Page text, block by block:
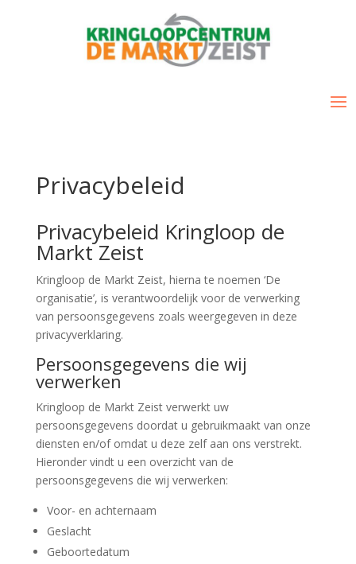
Privacybeleid
Privacybeleid Kringloop de
Markt Zeist
Kringloop de Markt Zeist, hierna te noemen ‘De
organisatie’, is verantwoordelijk voor de verwerking
van persoonsgegevens zoals weergegeven in deze
privacyverklaring.
Persoonsgegevens die wij
verwerken
Kringloop de Markt Zeist verwerkt uw
persoonsgegevens doordat u gebruikmaakt van onze
diensten en/of omdat u deze zelf aan ons verstrekt.
Hieronder vindt u een overzicht van de
persoonsgegevens die wij verwerken:
Voor- en achternaam
Geslacht
Geboortedatum